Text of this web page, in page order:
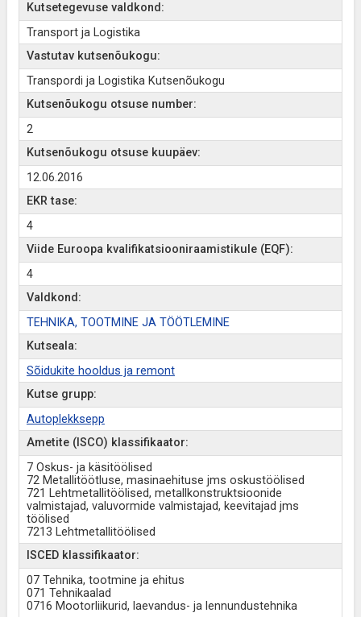
Kutsetegevuse valdkond:
Transport ja Logistika
Vastutav kutsenõukogu:
Transpordi ja Logistika Kutsenõukogu
Kutsenõukogu otsuse number:
2
Kutsenõukogu otsuse kuupäev:
12.06.2016
EKR tase:
4
Viide Euroopa kvalifikatsiooniraamistikule (EQF):
4
Valdkond:
TEHNIKA, TOOTMINE JA TÖÖTLEMINE
Kutseala:
Sõidukite hooldus ja remont
Kutse grupp:
Autoplekksepp
Ametite (ISCO) klassifikaator:
7 Oskus- ja käsitöölised
72 Metallitöötluse, masinaehituse jms oskustöölised
721 Lehtmetallitöölised, metallkonstruktsioonide
valmistajad, valuvormide valmistajad, keevitajad jms
töölised
7213 Lehtmetallitöölised
ISCED klassifikaator:
07 Tehnika, tootmine ja ehitus
071 Tehnikaalad
0716 Mootorliikurid, laevandus- ja lennundustehnika